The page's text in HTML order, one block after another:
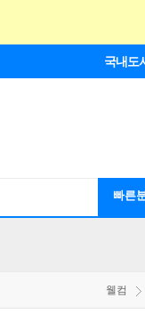
국내도
빠른
웰컴